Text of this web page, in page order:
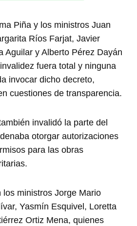
Piña y los ministros Juan
Ríos Farjat, Javier
Aguilar y Alberto Pérez Dayán
fuera total y ninguna
invocar dicho decreto,
cuestiones de transparencia.
invalidó la parte del
otorgar autorizaciones
para las obras
los ministros Jorge Mario
Yasmín Esquivel, Loretta
Ortiz Mena, quienes